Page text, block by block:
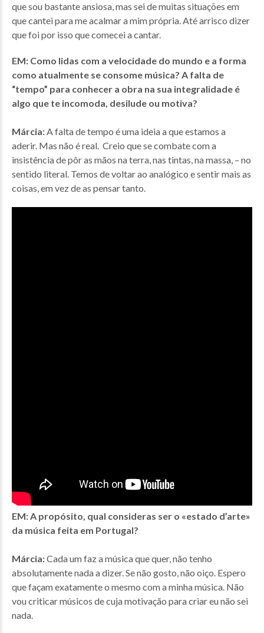
que sou bastante ansiosa, mas sei de muitas situações em
que cantei para me acalmar a mim própria. Até arrisco dizer
que foi por isso que comecei a cantar.
EM: Como lidas com a velocidade do mundo e a forma
como atualmente se consome música? A falta de
“tempo” para conhecer a obra na sua integralidade é
algo que te incomoda, desilude ou motiva?
Márcia:A falta de tempo é uma ideia a que estamos a
aderir. Mas não é real. Creio que se combate com a
insistência de pôr as mãos na terra, nas tintas, na massa, – no
sentido literal. Temos de voltar ao analógico e sentir mais as
coisas, em vez de as pensar tanto.
EM:A propósito, qual consideras ser o «estado d’arte»
da música feita em Portugal?
Márcia:Cada um faz a música que quer, não tenho
absolutamente nada a dizer. Se não gosto, não oiço. Espero
que façam exatamente o mesmo com a minha música. Não
vou criticar músicos de cuja motivação para criar eu não sei
nada.